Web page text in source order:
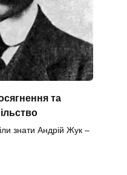
та
знати Андрій Жук –